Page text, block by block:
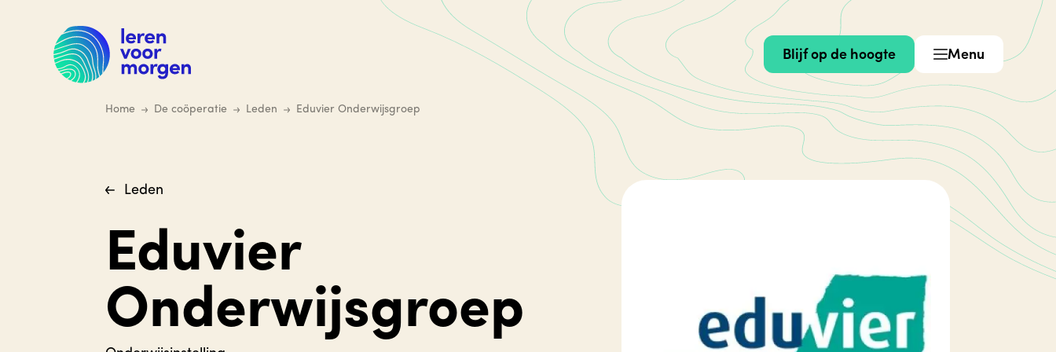
hoofdinhoud
Blijf op de hoogte Menu
Home De coöperatie Leden Eduvier Onderwijsgroep
Leden
Eduvier
Onderwijsgroep